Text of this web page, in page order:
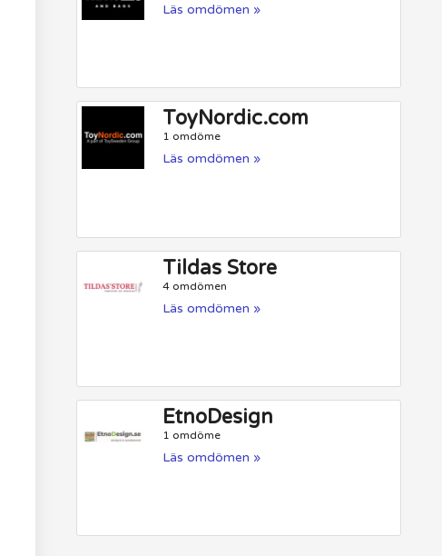
Läs omdömen »
ToyNordic.com
1 omdöme
Läs omdömen »
Tildas Store
4 omdömen
Läs omdömen »
EtnoDesign
1 omdöme
Läs omdömen »